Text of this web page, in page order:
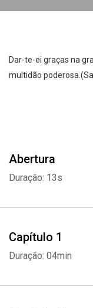
Dar-te-ei graças na
multidão
Abertura
Duração: 13s
Capítulo 1
Duração: 04min